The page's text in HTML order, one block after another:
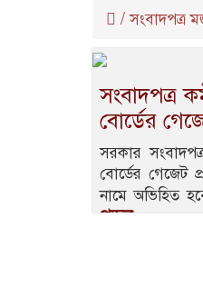
/সংবাদপত্র
সংবাদপত্র
বোর্ডের
সরকার
বোর্ডের গেজেট
নামে অভিহিত
পড়ুন..